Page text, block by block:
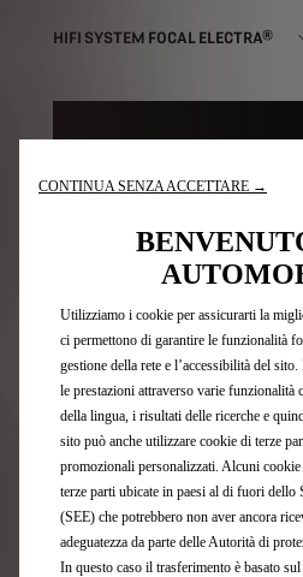
HIFI SYSTEM FOCAL ELECTRA®
CONFIGURATION DU SERVICE
DANGER
CONTINUA SENZA ACCETTARE →
Utilizziamo i cookie per assicurarti la
ci permettono di garantire le funzionalità
gestione della rete e l’accessibilità del
le prestazioni attraverso varie funzionalità
della lingua, i risultati delle ricerche e
sito può anche utilizzare cookie di terze
promozionali personalizzati. Alcuni cookie
terze parti ubicate in paesi al di fuori dello
(SEE) che potrebbero non aver ancora
adeguatezza da parte delle Autorità di
In questo caso il trasferimento è basato